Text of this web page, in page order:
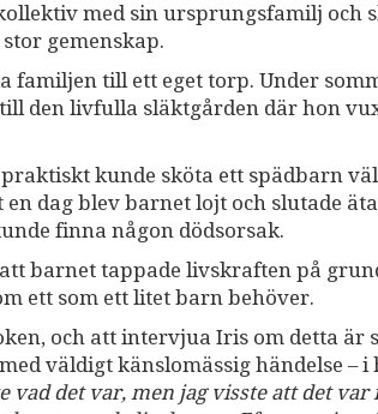
med sin ursprungsfamilj och
gemenskap.
familjen till ett eget torp. Under
den livfulla släktgården där hon
kunde sköta ett spädbarn
dag blev barnet lojt och slutade
finna någon dödsorsak.
barnet tappade livskraften på
ett som ett litet barn behöver.
och att intervjua Iris om detta
väldigt känslomässig händelse –
vad det var, men jag visste att det